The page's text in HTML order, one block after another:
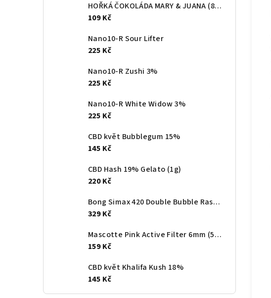
HOŘKÁ ČOKOLÁDA MARY & JUANA (80g)
109 Kč
Nano10-R Sour Lifter
225 Kč
Nano10-R Zushi 3%
225 Kč
Nano10-R White Widow 3%
225 Kč
CBD květ Bubblegum 15%
145 Kč
CBD Hash 19% Gelato (1g)
220 Kč
Bong Simax 420 Double Bubble Rasta 23 cm
329 Kč
Mascotte Pink Active Filter 6mm (50ks/bal)
159 Kč
CBD květ Khalifa Kush 18%
145 Kč